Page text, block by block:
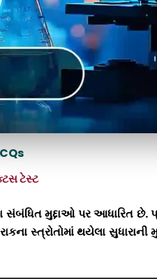
ટેસ્ટ
મુદ્દાઓ પર આધારિત છે.
સ્ત્રોતોમાં થયેલા